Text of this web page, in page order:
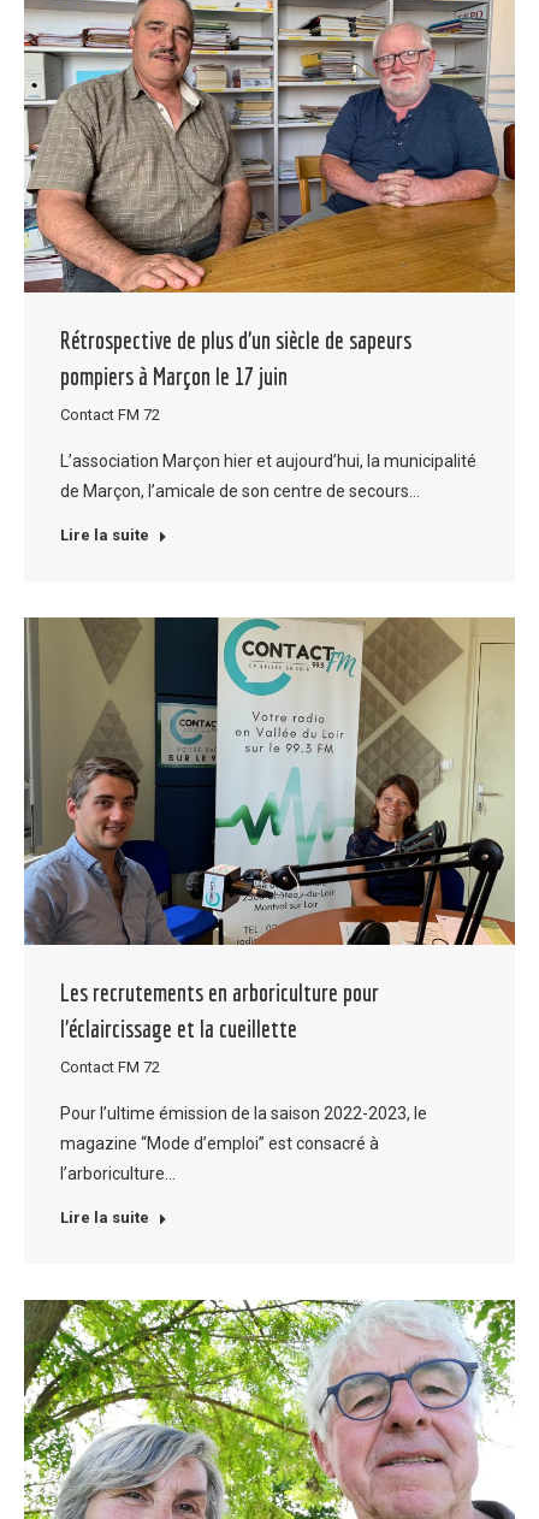
Rétrospective de plus d’un siècle de sapeurs
pompiers à Marçon le 17 juin
Contact FM 72
L’association Marçon hier et aujourd’hui, la municipalité
de Marçon, l’amicale de son centre de secours…
Lire la suite
Les recrutements en arboriculture pour
l’éclaircissage et la cueillette
Contact FM 72
Pour l’ultime émission de la saison 2022-2023, le
magazine “Mode d’emploi” est consacré à
l’arboriculture…
Lire la suite